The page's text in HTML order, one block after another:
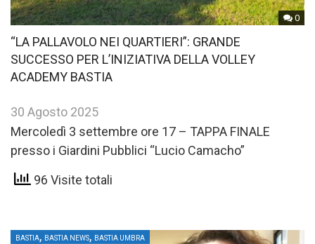
0
“LA PALLAVOLO NEI QUARTIERI”: GRANDE
SUCCESSO PER L’INIZIATIVA DELLA VOLLEY
ACADEMY BASTIA
30 Agosto 2025
Mercoledì 3 settembre ore 17 – TAPPA FINALE
presso i Giardini Pubblici “Lucio Camacho”
96 Visite totali
BASTIA, BASTIA NEWS, BASTIA UMBRA